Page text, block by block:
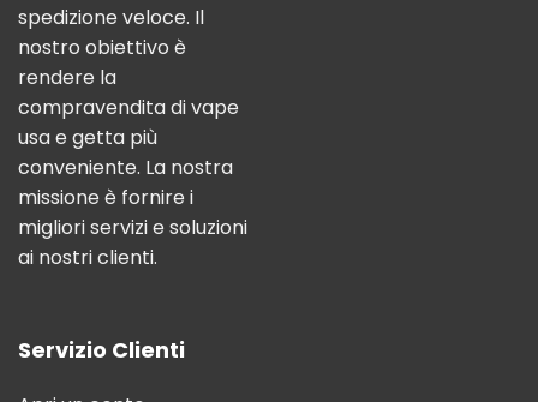
spedizione veloce. Il
nostro obiettivo è
rendere la
compravendita di vape
usa e getta più
conveniente. La nostra
missione è fornire i
migliori servizi e soluzioni
ai nostri clienti.
Servizio Clienti